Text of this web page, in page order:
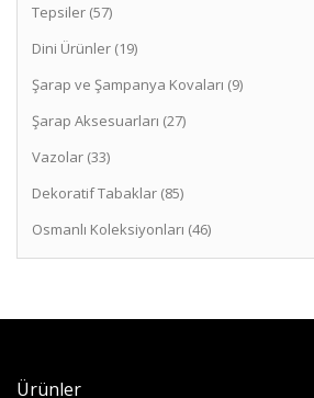
Tepsiler (57)
Dini Ürünler (19)
Şarap ve Şampanya Kovaları (9)
Şarap Aksesuarları (27)
Vazolar (33)
Dekoratif Tabaklar (85)
Osmanlı Koleksiyonları (46)
Ürünler